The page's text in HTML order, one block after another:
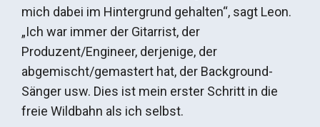
mich dabei im Hintergrund gehalten“, sagt Leon.
„Ich war immer der Gitarrist, der
Produzent/Engineer, derjenige, der
abgemischt/gemastert hat, der Background-
Sänger usw. Dies ist mein erster Schritt in die
freie Wildbahn als ich selbst.